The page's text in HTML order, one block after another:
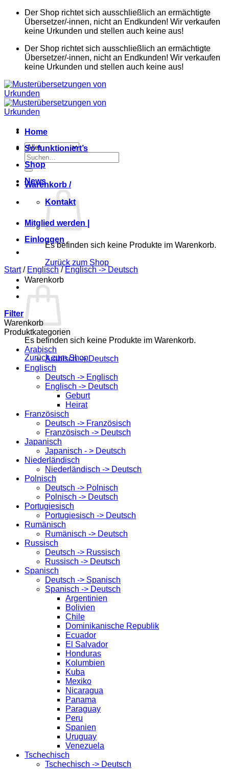
Zum
springen
Der Shop richtet sich ausschließlich an ermächtigte
Übersetzer/-innen, nicht an Endkunden! Wir verkaufen
keine Urkunden und stellen auch keine aus!
Der Shop richtet sich ausschließlich an ermächtigte
Übersetzer/-innen, nicht an Endkunden! Wir verkaufen
keine Urkunden und stellen auch keine aus!
Suchen
nach:
Warenkorb /
Es befinden sich keine Produkte im Warenkorb.
Zurück zum Shop
Warenkorb
Es befinden sich keine Produkte im Warenkorb.
Zurück zum Shop
Home
So funktioniert’s
Shop
News
Kontakt
Mitglied werden |
Einloggen
Start / Englisch / Englisch -> Deutsch
Filter
Warenkorb
Produktkategorien
Arabisch
Arabisch -> Deutsch
Englisch
Deutsch -> Englisch
Englisch -> Deutsch
Geburt
Heirat
Französisch
Deutsch -> Französisch
Französisch -> Deutsch
Japanisch
Japanisch - > Deutsch
Niederländisch
Niederländisch -> Deutsch
Polnisch
Deutsch -> Polnisch
Polnisch -> Deutsch
Portugiesisch
Portugiesisch -> Deutsch
Rumänisch
Rumänisch -> Deutsch
Russisch
Deutsch -> Russisch
Russisch -> Deutsch
Spanisch
Deutsch -> Spanisch
Spanisch -> Deutsch
Argentinien
Bolivien
Chile
Dominikanische Republik
Ecuador
El Salvador
Honduras
Kolumbien
Kuba
Mexiko
Nicaragua
Panama
Paraguay
Peru
Spanien
Uruguay
Venezuela
Tschechisch
Tschechisch -> Deutsch